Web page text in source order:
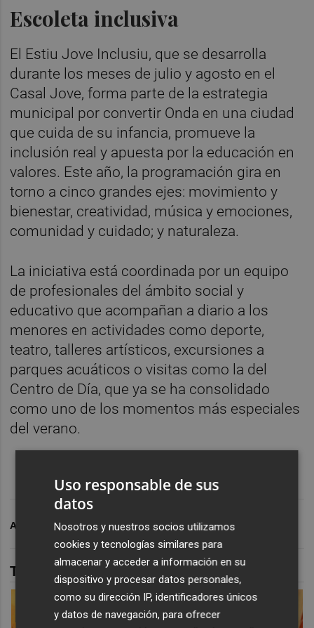
Escoleta inclusiva
El Estiu Jove Inclusiu, que se desarrolla
durante los meses de julio y agosto en el
Casal Jove, forma parte de la estrategia
municipal por convertir Onda en una ciudad
que cuida de su infancia, promueve la
inclusión real y apuesta por la educación en
valores. Este año, la programación gira en
torno a cinco grandes ejes: movimiento y
bienestar, creatividad, música y emociones,
comunidad y cuidado; y naturaleza.
La iniciativa está coordinada por un equipo
de profesionales del ámbito social y
educativo que acompañan a diario a los
menores en actividades como deporte,
teatro, talleres artísticos, excursiones a
parques acuáticos o visitas como la del
Centro de Día, que ya se ha consolidado
como uno de los momentos más especiales
del verano.
ARCHIVADO EN AYUNTAMIENTO DE ONDA
TAMBIÉN TE PUEDE INTERESAR
Uso responsable de sus
datos
Nosotros y nuestros socios utilizamos
cookies y tecnologías similares para
almacenar y acceder a información en su
dispositivo y procesar datos personales,
como su dirección IP, identificadores únicos
y datos de navegación, para ofrecer